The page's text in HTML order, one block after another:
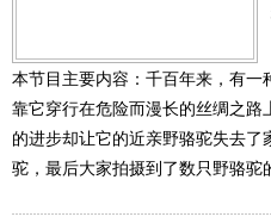
本节目主要内容：千百年来，有
靠它穿行在危险而漫长的丝绸之路
的进步却让它的近亲野骆驼失去
驼，最后大家拍摄到了数只野骆驼